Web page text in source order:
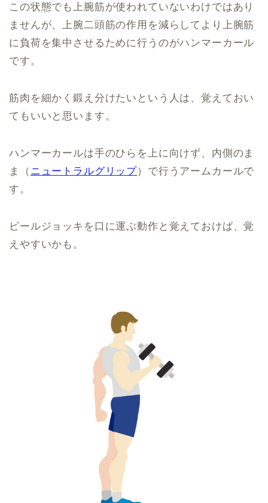
この状態でも上腕筋が使われていないわけではあり
ませんが、上腕二頭筋の作用を減らしてより上腕筋
に負荷を集中させるために行うのがハンマーカール
です。
筋肉を細かく鍛え分けたいという人は、覚えておい
てもいいと思います。
ハンマーカールは手のひらを上に向けず、内側のま
ま（ ニュートラルグリップ）で行うアームカールで
す。
ビールジョッキを口に運ぶ動作と覚えておけば、覚
えやすいかも。